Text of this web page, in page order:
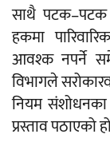
साथै
हकमा
आवश्क नपर्ने
विभागले
नियम संशोधनका
प्रस्ताव पठाएको